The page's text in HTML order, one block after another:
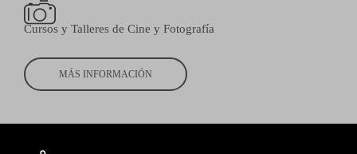
Cursos y Talleres de Cine y Fotografía
MÁS INFORMACIÓN